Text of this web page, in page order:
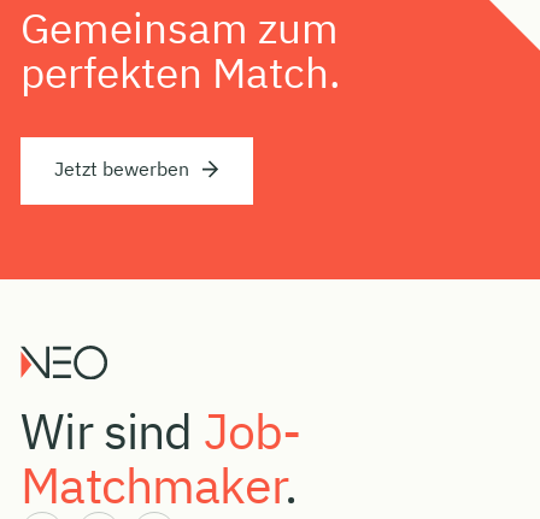
Gemeinsam zum
perfekten Match.
Jetzt bewerben
Wir sind Job-
Matchmaker.